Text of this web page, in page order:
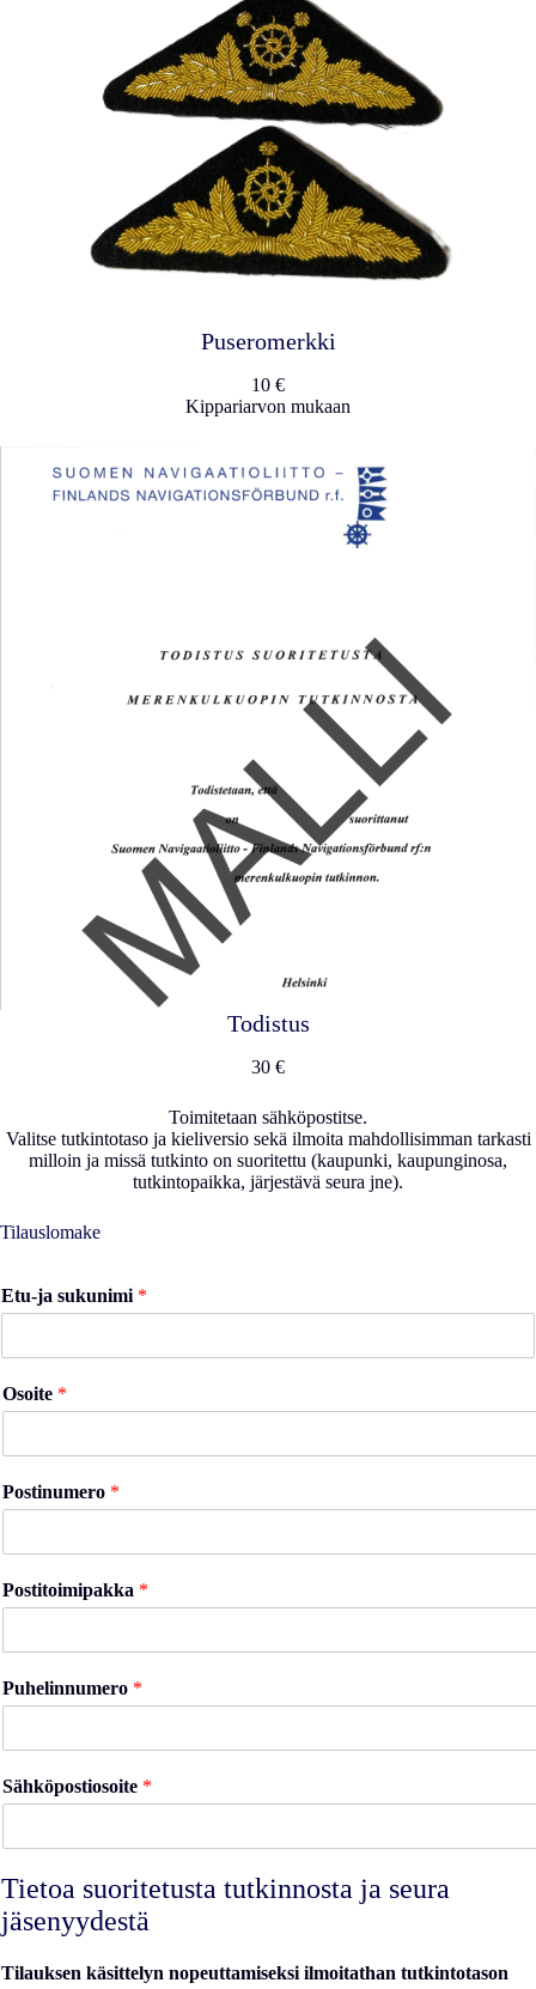
Puseromerkki
10 €
Kippariarvon mukaan
Todistus
30 €
Toimitetaan sähköpostitse.
Valitse tutkintotaso ja kieliversio sekä ilmoita mahdollisimman tarkasti
milloin ja missä tutkinto on suoritettu (kaupunki, kaupunginosa,
tutkintopaikka, järjestävä seura jne).
Tilauslomake
Etu-ja sukunimi *
Osoite *
Postinumero *
Postitoimipakka *
Puhelinnumero *
Sähköpostiosoite *
Tietoa suoritetusta tutkinnosta ja seura
jäsenyydestä
Tilauksen käsittelyn nopeuttamiseksi ilmoitathan tutkintotason